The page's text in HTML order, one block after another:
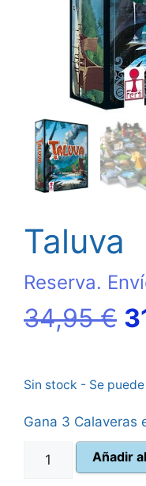
Taluva
Reserva.
34,95€ El
Sin stock - Se
Gana 3 Calaveras
Taluva
cantidad
Añadir